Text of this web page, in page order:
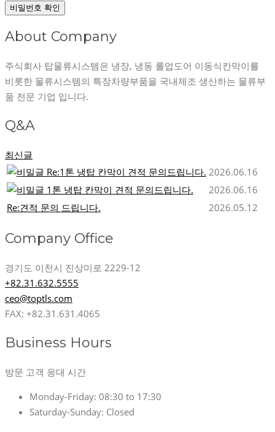
비밀번호 확인
About Company
주식회사 탑물류시스템은 냉장, 냉동 롤업도어 이동식칸막이를
비롯한 물류시스템의 특장차량부품을 국내제조 생산하는 물류부
품 전문 기업 입니다.
Q&A
최신글
Re:1톤 냉탑 칸막이 견적 문의드립니다. 2026.06.16
1톤 냉탑 칸막이 견적 문의드립니다.
2026.06.16
Re:견적 문의 드립니다.
2026.05.12
Company Office
경기도 이천시 진상미로 2229-12
+82.31.632.5555
ceo@toptls.com
FAX: +82.31.631.4065
Business Hours
방문 고객 응대 시간
Monday-Friday: 08:30 to 17:30
Saturday-Sunday: Closed